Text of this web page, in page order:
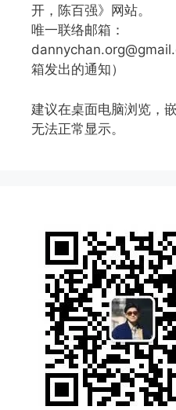
开，陈百强》网站。
唯一联络邮箱：
箱发出的通知）
建议在桌面电脑浏览，
无法正常显示。